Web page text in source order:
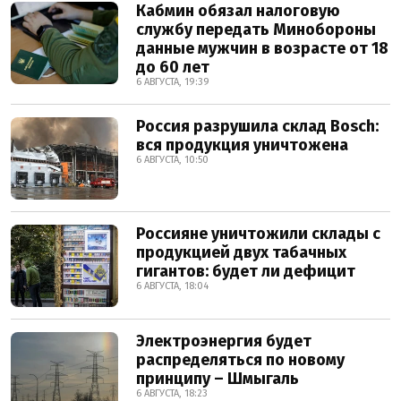
Кабмин обязал налоговую
службу передать Минобороны
данные мужчин в возрасте от 18
до 60 лет
6 АВГУСТА, 19:39
Россия разрушила склад Bosch:
вся продукция уничтожена
6 АВГУСТА, 10:50
Россияне уничтожили склады с
продукцией двух табачных
гигантов: будет ли дефицит
6 АВГУСТА, 18:04
Электроэнергия будет
распределяться по новому
принципу – Шмыгаль
6 АВГУСТА, 18:23